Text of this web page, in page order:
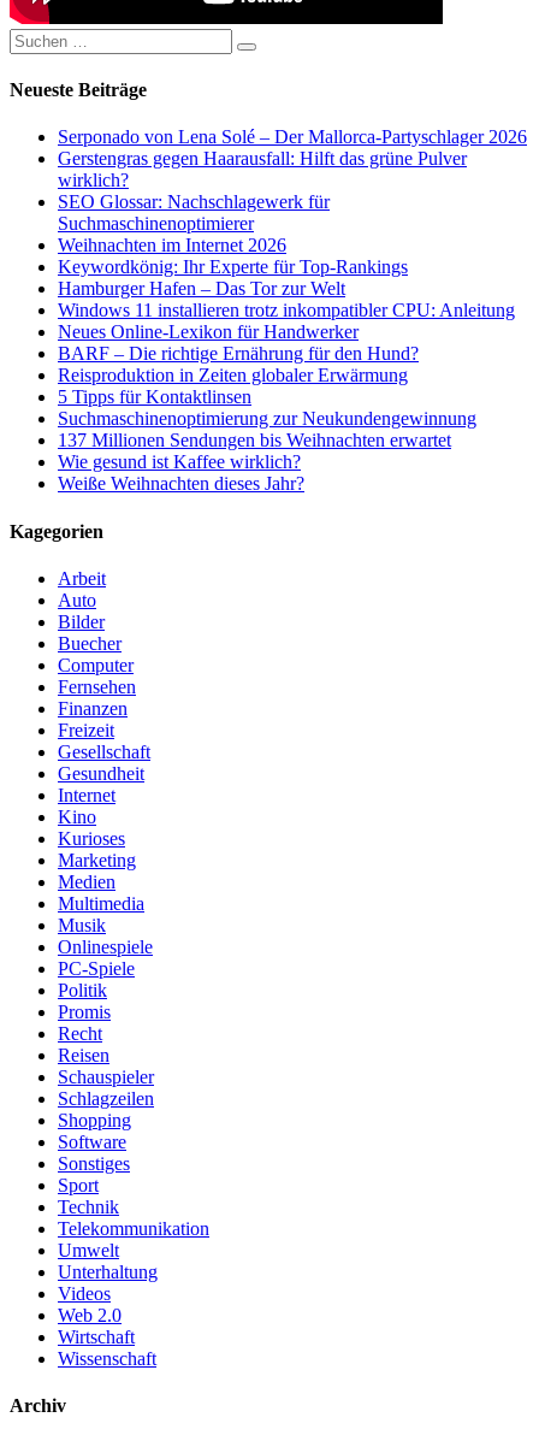
Suchen
nach:
Suchen
Neueste Beiträge
Serponado von Lena Solé – Der Mallorca-Partyschlager 2026
Gerstengras gegen Haarausfall: Hilft das grüne Pulver
wirklich?
SEO Glossar: Nachschlagewerk für
Suchmaschinenoptimierer
Weihnachten im Internet 2026
Keywordkönig: Ihr Experte für Top-Rankings
Hamburger Hafen – Das Tor zur Welt
Windows 11 installieren trotz inkompatibler CPU: Anleitung
Neues Online-Lexikon für Handwerker
BARF – Die richtige Ernährung für den Hund?
Reisproduktion in Zeiten globaler Erwärmung
5 Tipps für Kontaktlinsen
Suchmaschinenoptimierung zur Neukundengewinnung
137 Millionen Sendungen bis Weihnachten erwartet
Wie gesund ist Kaffee wirklich?
Weiße Weihnachten dieses Jahr?
Kagegorien
Arbeit
Auto
Bilder
Buecher
Computer
Fernsehen
Finanzen
Freizeit
Gesellschaft
Gesundheit
Internet
Kino
Kurioses
Marketing
Medien
Multimedia
Musik
Onlinespiele
PC-Spiele
Politik
Promis
Recht
Reisen
Schauspieler
Schlagzeilen
Shopping
Software
Sonstiges
Sport
Technik
Telekommunikation
Umwelt
Unterhaltung
Videos
Web 2.0
Wirtschaft
Wissenschaft
Archiv